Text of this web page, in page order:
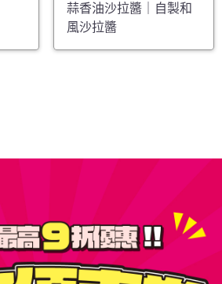
蒜香油沙拉醬｜自製和
風沙拉醬